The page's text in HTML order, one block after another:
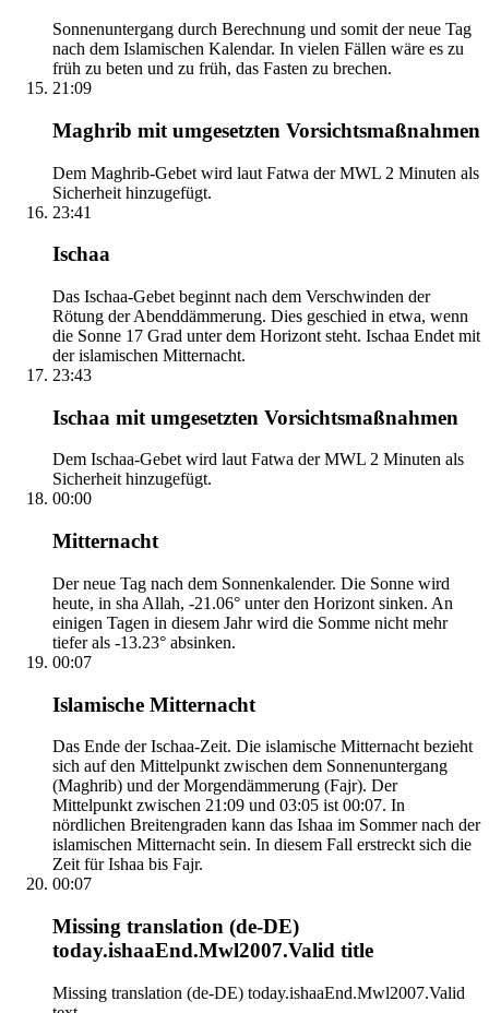
Sonnenuntergang durch Berechnung und somit der neue Tag
nach dem Islamischen Kalendar. In vielen Fällen wäre es zu
früh zu beten und zu früh, das Fasten zu brechen.
21:09
Maghrib mit umgesetzten Vorsichtsmaßnahmen
Dem Maghrib-Gebet wird laut Fatwa der MWL 2 Minuten als
Sicherheit hinzugefügt.
23:41
Ischaa
Das Ischaa-Gebet beginnt nach dem Verschwinden der
Rötung der Abenddämmerung. Dies geschied in etwa, wenn
die Sonne 17 Grad unter dem Horizont steht. Ischaa Endet mit
der islamischen Mitternacht.
23:43
Ischaa mit umgesetzten Vorsichtsmaßnahmen
Dem Ischaa-Gebet wird laut Fatwa der MWL 2 Minuten als
Sicherheit hinzugefügt.
00:00
Mitternacht
Der neue Tag nach dem Sonnenkalender. Die Sonne wird
heute, in sha Allah, -21.06° unter den Horizont sinken. An
einigen Tagen in diesem Jahr wird die Somme nicht mehr
tiefer als -13.23° absinken.
00:07
Islamische Mitternacht
Das Ende der Ischaa-Zeit. Die islamische Mitternacht bezieht
sich auf den Mittelpunkt zwischen dem Sonnenuntergang
(Maghrib) und der Morgendämmerung (Fajr). Der
Mittelpunkt zwischen 21:09 und 03:05 ist 00:07. In
nördlichen Breitengraden kann das Ishaa im Sommer nach der
islamischen Mitternacht sein. In diesem Fall erstreckt sich die
Zeit für Ishaa bis Fajr.
00:07
Missing translation (de-DE)
today.ishaaEnd.Mwl2007.Valid title
Missing translation (de-DE) today.ishaaEnd.Mwl2007.Valid